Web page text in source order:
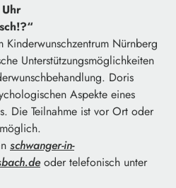
Kinderwunschzentrum Nürnberg
Unterstützungsmöglichkeiten
Doris
Aspekte eines
Die Teilnahme ist vor Ort oder
schwanger-in-
oder telefonisch unter